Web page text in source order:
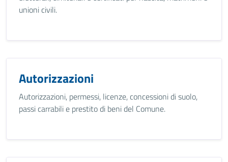
unioni civili.
Autorizzazioni
Autorizzazioni, permessi, licenze, concessioni di suolo,
passi carrabili e prestito di beni del Comune.